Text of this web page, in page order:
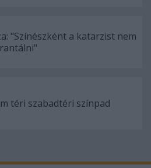
"Színészként a katarzist nem
téri szabadtéri színpad